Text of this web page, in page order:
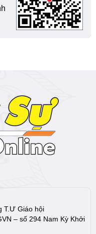
T.Ư Giáo hội
– số 294 Nam Kỳ Khởi